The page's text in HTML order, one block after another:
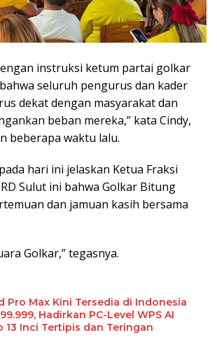
instruksi ketum partai golkar
seluruh pengurus dan kader
dekat dengan masyarakat dan
beban mereka,” kata Cindy,
beberapa waktu lalu.
hari ini jelaskan Ketua Fraksi
Sulut ini bahwa Golkar Bitung
dan jamuan kasih bersama
Golkar,” tegasnya.
Pro Max Kini Tersedia di Indonesia
Hadirkan PC-Level WPS AI
13 Inci Tertipis dan Teringan